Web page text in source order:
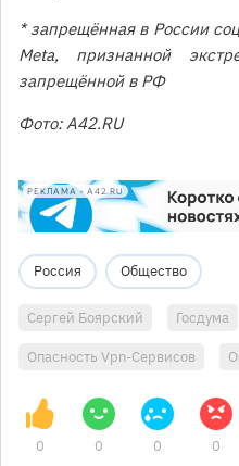
* запрещённая в России
Meta, признанной
запрещённой в РФ
Фото: А42.RU
РЕКЛАМА • A42.RU
Россия Общество
Сергей Боярский Госдума
Опасность Vpn-Сервисов
0 0 0 0